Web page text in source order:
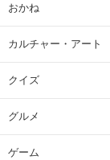
おかね
カルチャー・アート
クイズ
グルメ
ゲーム